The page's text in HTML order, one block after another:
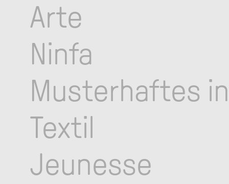
Arte
Ninfa
Musterhaftes
Textil
Jeunesse